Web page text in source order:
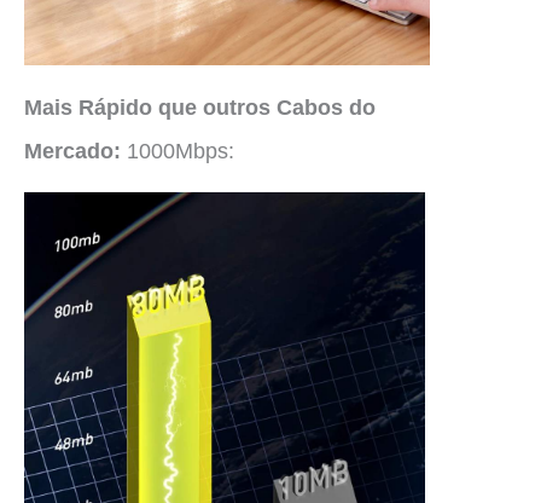
Mais Rápido que outros Cabos do
Mercado: 1000Mbps: